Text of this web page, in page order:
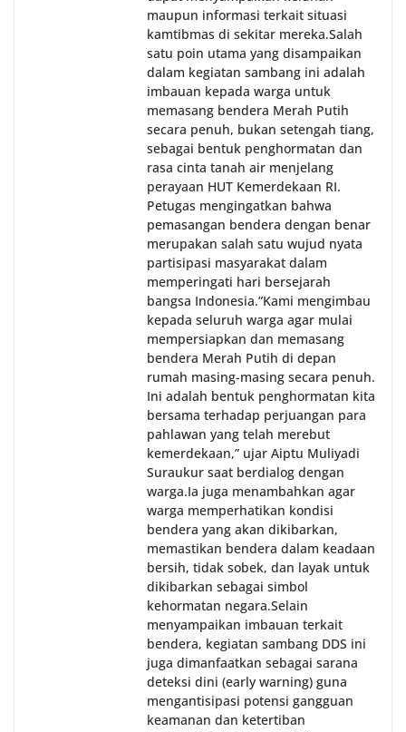
maupun informasi terkait situasi
kamtibmas di sekitar mereka.‎‎‎Salah
satu poin utama yang disampaikan
dalam kegiatan sambang ini adalah
imbauan kepada warga untuk
memasang bendera Merah Putih
secara penuh, bukan setengah tiang,
sebagai bentuk penghormatan dan
rasa cinta tanah air menjelang
perayaan HUT Kemerdekaan RI.
Petugas mengingatkan bahwa
pemasangan bendera dengan benar
merupakan salah satu wujud nyata
partisipasi masyarakat dalam
memperingati hari bersejarah
bangsa Indonesia.‎‎”Kami mengimbau
kepada seluruh warga agar mulai
mempersiapkan dan memasang
bendera Merah Putih di depan
rumah masing-masing secara penuh.
Ini adalah bentuk penghormatan kita
bersama terhadap perjuangan para
pahlawan yang telah merebut
kemerdekaan,” ujar Aiptu Muliyadi
Suraukur saat berdialog dengan
warga.‎‎Ia juga menambahkan agar
warga memperhatikan kondisi
bendera yang akan dikibarkan,
memastikan bendera dalam keadaan
bersih, tidak sobek, dan layak untuk
dikibarkan sebagai simbol
kehormatan negara.‎‎‎Selain
menyampaikan imbauan terkait
bendera, kegiatan sambang DDS ini
juga dimanfaatkan sebagai sarana
deteksi dini (early warning) guna
mengantisipasi potensi gangguan
keamanan dan ketertiban